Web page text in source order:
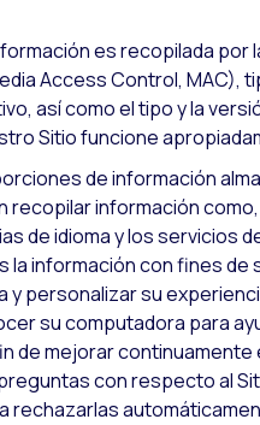
es recopilada por
Access Control, MAC),
así como el tipo y la
Sitio funcione
de información
información
de idioma y los servicios
información con fines de
personalizar su
su computadora para
de mejorar
con respecto al
rechazarlas